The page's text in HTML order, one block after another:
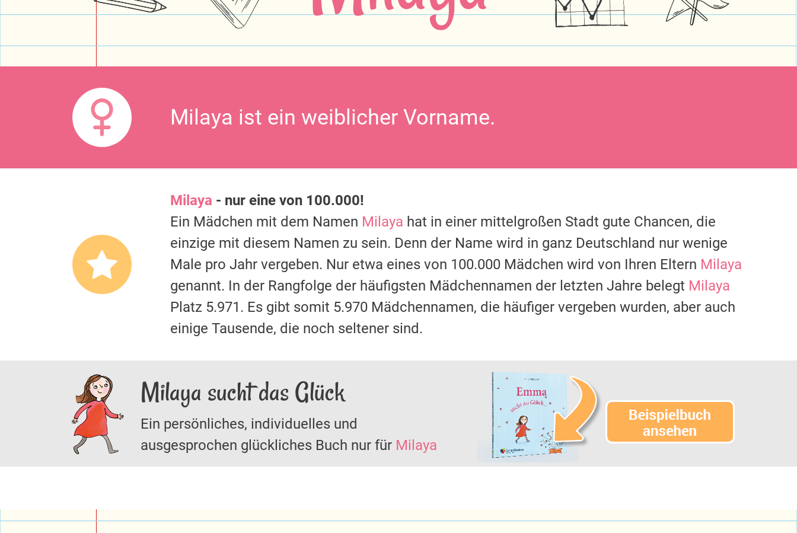
Milaya ist ein weiblicher Vorname.
Milaya - nur eine von 100.000!
Ein Mädchen mit dem Namen Milaya hat in einer mittelgroßen Stadt gute Chancen, die
einzige mit diesem Namen zu sein. Denn der Name wird in ganz Deutschland nur wenige
Male pro Jahr vergeben. Nur etwa eines von 100.000 Mädchen wird von Ihren Eltern Milaya
genannt. In der Rangfolge der häufigsten Mädchennamen der letzten Jahre belegt Milaya
Platz 5.971. Es gibt somit 5.970 Mädchennamen, die häufiger vergeben wurden, aber auch
einige Tausende, die noch seltener sind.
Milaya sucht das Glück
Ein persönliches, individuelles und
ausgesprochen glückliches Buch nur für Milaya